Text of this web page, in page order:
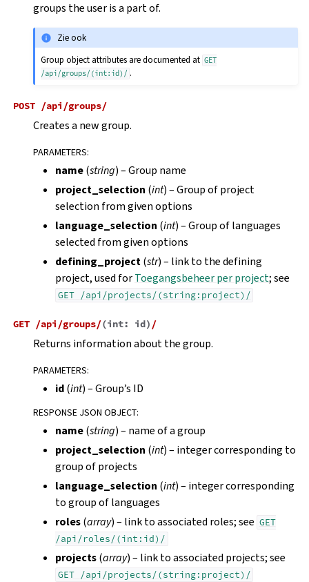
groups the user is a part of.
Zie ook
Group object attributes are documented at GET
/api/groups/(int:id)/ .
POST /api/groups/
Creates a new group.
PARAMETERS:
name(string) – Group name
project_selection (int) – Group of project
selection from given options
language_selection (int) – Group of languages
selected from given options
defining_project(str) – link to the defining
project, used forToegangsbeheer per project; see
GET /api/projects/(string:project)/
GET /api/groups/(int: id) /
Returns information about the group.
PARAMETERS:
id(int) – Group’s ID
RESPONSE JSON OBJECT:
name(string) – name of a group
project_selection (int) – integer corresponding to
group of projects
language_selection (int) – integer corresponding
to group of languages
roles(array) – link to associated roles; see GET
/api/roles/(int:id)/
projects(array) – link to associated projects; see
GET /api/projects/(string:project)/